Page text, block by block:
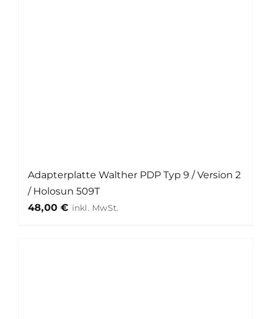
Adapterplatte Walther PDP Typ 9 / Version 2
/ Holosun 509T
48,00€